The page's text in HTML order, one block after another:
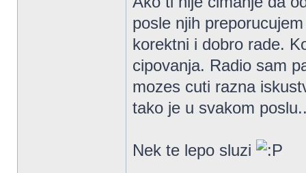
posle njih
korektni i dobro rade.
cipovanja. Radio sam
mozes cuti razna
tako je u svakom
Nek te lepo sluzi